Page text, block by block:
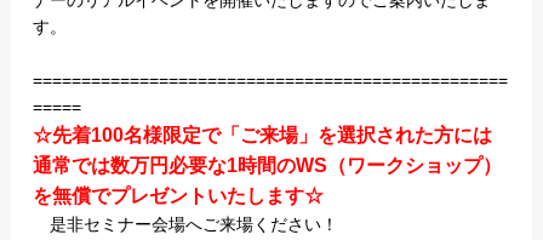
す。
=================================================
=====
☆先着100名様限定で「ご来場」を選択された方には
通常では数万円必要な1時間のWS（ワークショップ）
を無償でプレゼントいたします☆
是非セミナー会場へご来場ください！